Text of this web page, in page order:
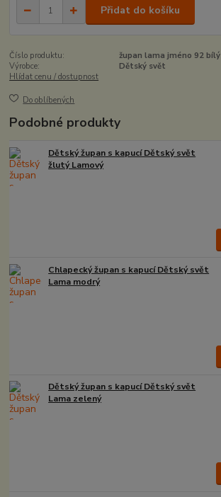
Přidat do košíku
Číslo produktu:
župan lama jméno 92 bílý
Výrobce:
Dětský svět
Hlídat cenu / dostupnost
Do oblíbených
Podobné produkty
Dětský župan s kapucí Dětský svět
žlutý Lamový
Chlapecký župan s kapucí Dětský svět
Lama modrý
Dětský župan s kapucí Dětský svět
Lama zelený